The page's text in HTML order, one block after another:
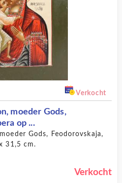
Verkocht
moeder Gods,
op ...
Gods, Feodorovskaja,
31,5 cm.
Verkocht